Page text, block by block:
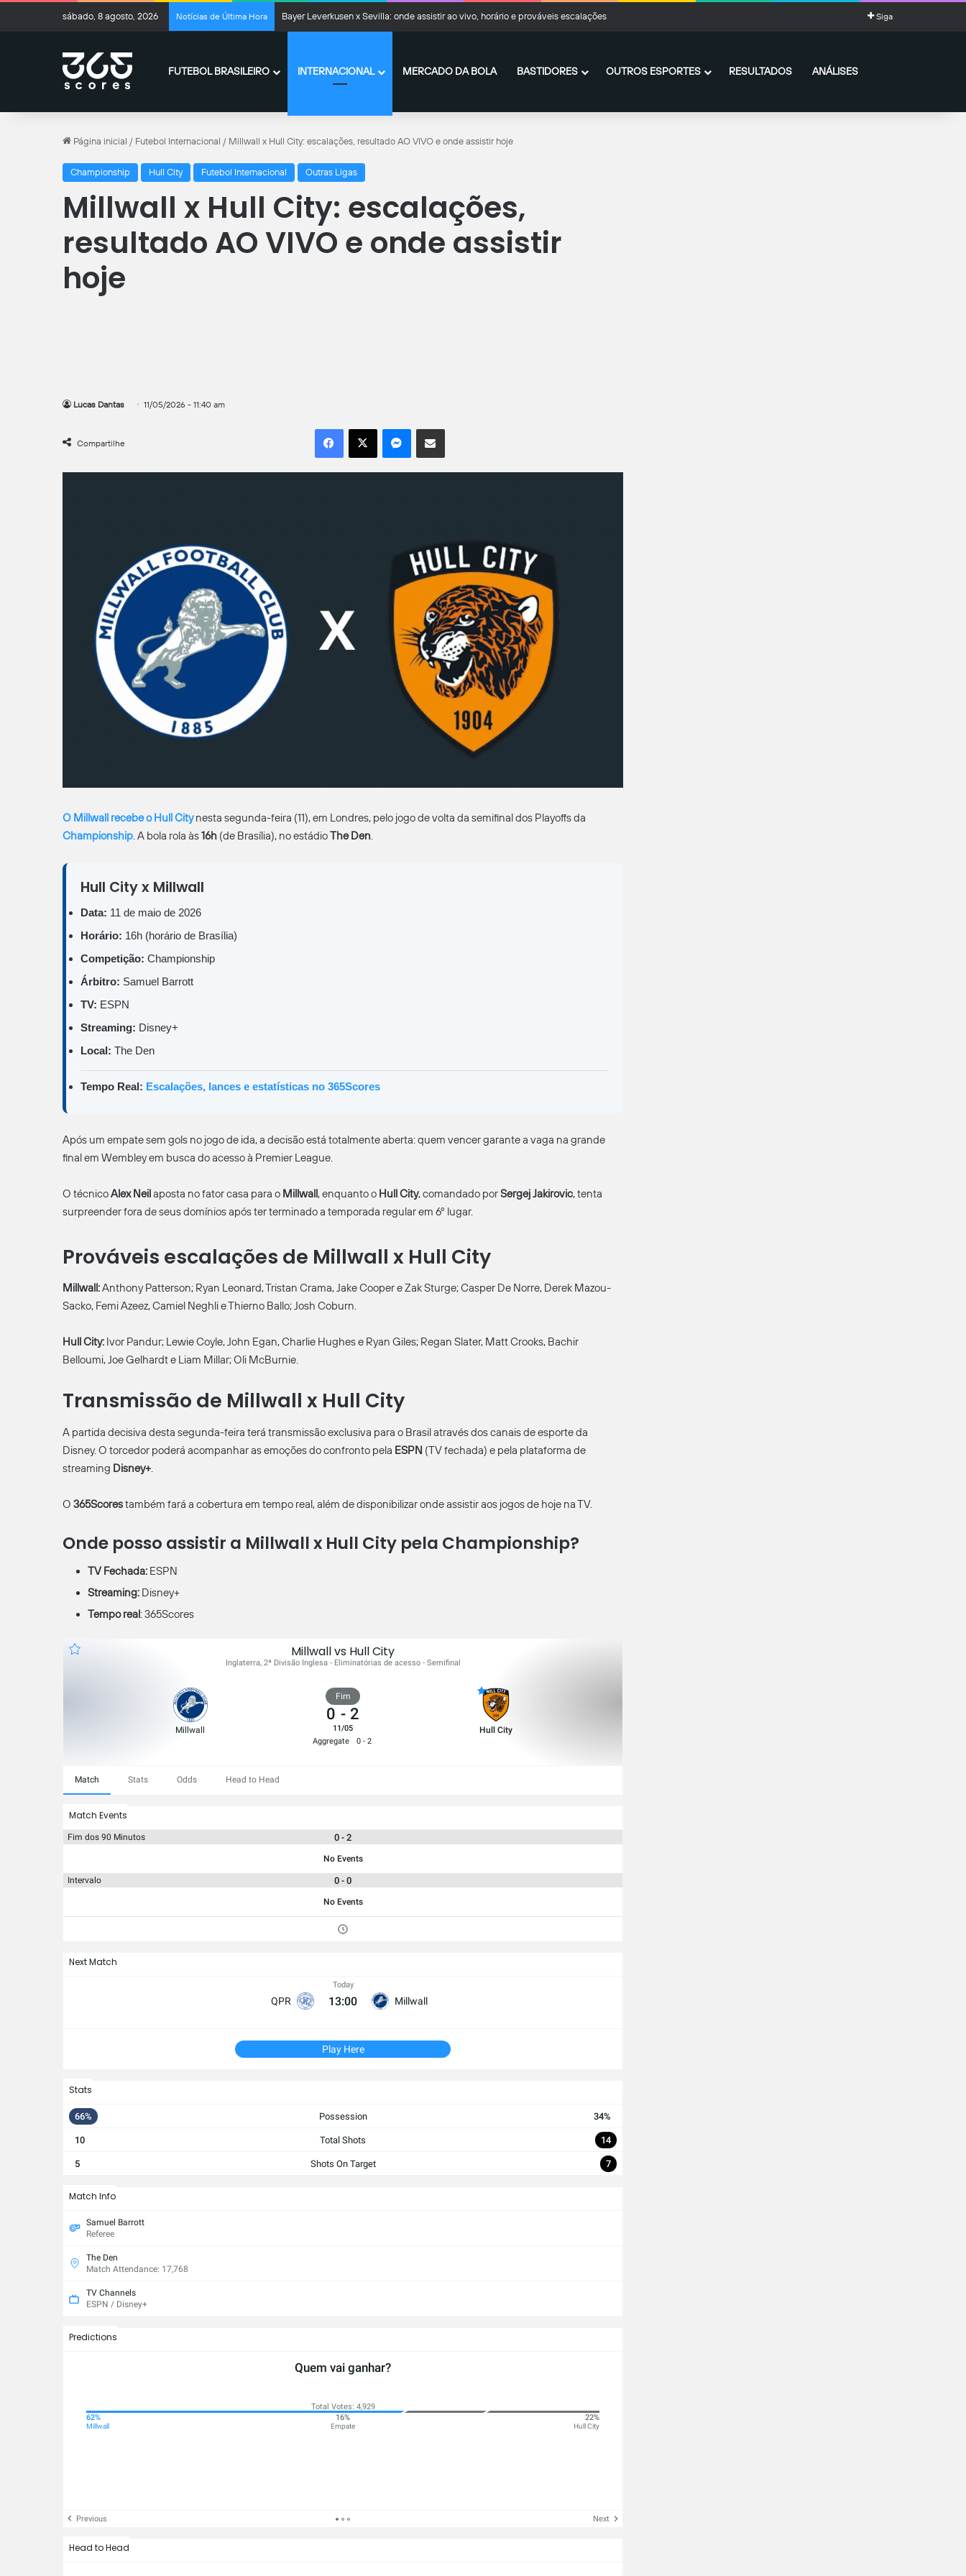
sábado, 8 agosto, 2026 Notícias de Última Hora Bayer Leverkusen x Sevilla: onde assistir ao vivo, horário e prováveis escalações Siga
FUTEBOL BRASILEIRO INTERNACIONAL MERCADO DA BOLA BASTIDORES OUTROS ESPORTES RESULTADOS ANÁLISES
Página inicial / Futebol Internacional / Millwall x Hull City: escalações, resultado AO VIVO e onde assistir hoje
Championship Hull City Futebol Internacional Outras Ligas
Millwall x Hull City: escalações,
resultado AO VIVO e onde assistir
hoje
Lucas Dantas 11/05/2026 - 11:40 am
Compartilhe
Facebook
X MessengerCompartilhar por e-mail
O Millwall recebe o Hull Citynesta segunda-feira (11), em Londres, pelo jogo de volta da semifinal dos Playoffs da
Championship. A bola rola às16h (de Brasília), no estádioThe Den.
Hull City x Millwall
Data: 11 de maio de 2026
Horário: 16h (horário de Brasília)
Competição: Championship
Árbitro: Samuel Barrott
TV: ESPN
Streaming: Disney+
Local: The Den
Tempo Real: Escalações, lances e estatísticas no 365Scores
Após um empate sem gols no jogo de ida, a decisão está totalmente aberta: quem vencer garante a vaga na grande
final em Wembley em busca do acesso à Premier League.
O técnicoAlex Neilaposta no fator casa para o Millwall, enquanto o Hull City, comandado porSergej Jakirovic, tenta
surpreender fora de seus domínios após ter terminado a temporada regular em 6º lugar.
Prováveis escalações de Millwall x Hull City
Millwall:Anthony Patterson; Ryan Leonard, Tristan Crama, Jake Cooper e Zak Sturge; Casper De Norre, Derek Mazou-
Sacko, Femi Azeez, Camiel Neghli e Thierno Ballo; Josh Coburn.
Hull City: Ivor Pandur; Lewie Coyle, John Egan, Charlie Hughes e Ryan Giles; Regan Slater, Matt Crooks, Bachir
Belloumi, Joe Gelhardt e Liam Millar; Oli McBurnie.
Transmissão de Millwall x Hull City
A partida decisiva desta segunda-feira terá transmissão exclusiva para o Brasil através dos canais de esporte da
Disney. O torcedor poderá acompanhar as emoções do confronto pela ESPN (TV fechada) e pela plataforma de
streaming Disney+
O 365Scorestambém fará a cobertura em tempo real, além de disponibilizar onde assistir aos jogos de hoje na TV.
Onde posso assistir a Millwall x Hull City pela Championship?
TV Fechada: ESPN
Streaming: Disney+
Tempo real: 365Scores
Millwall vs Hull City
Inglaterra, 2ª Divisão Inglesa - Eliminatórias de acesso - Semifinal
Millwall
Fim
0 - 2
11/05
Aggregate
0 - 2
Hull City
Match Stats Odds Head to Head
Match Events
Fim dos 90 Minutos 0 - 2
No Events
Intervalo 0 - 0
No Events
Next Match
QPR
Today
13:00 Millwall
Play Here
Stats
66% Possession 34%
10 Total Shots 14
5 Shots On Target 7
Match Info
Samuel Barrott
Referee
The Den
Match Attendance: 17,768
TV Channels
ESPN / Disney+
Predictions
Quem vai ganhar?
Total Votes: 4,929
62%
Millwall
16%
Empate
22%
Hull City
Previous Next
Head to Head